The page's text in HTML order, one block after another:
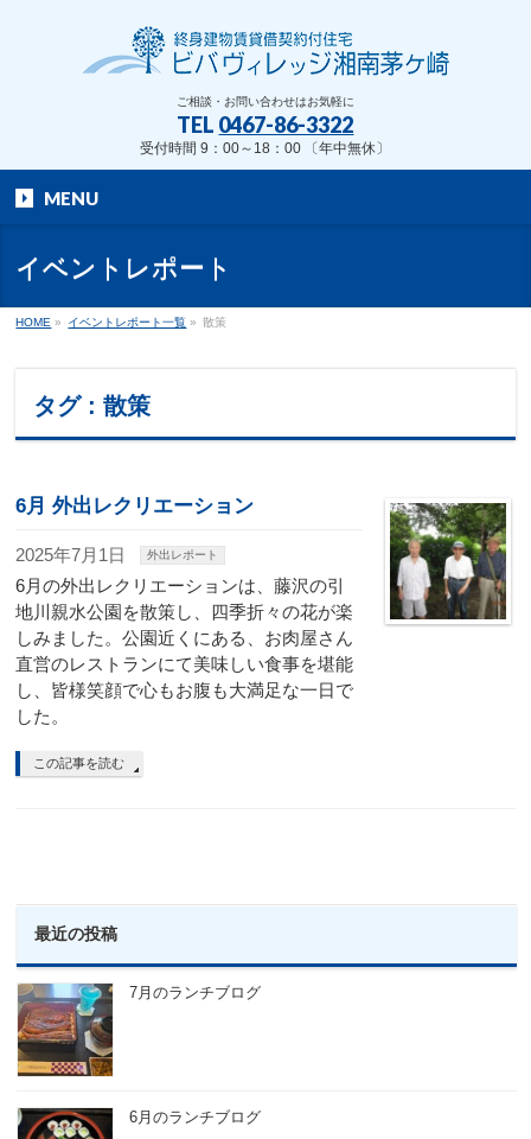
ご相談・お問い合わせはお気軽に
TEL 0467-86-3322
受付時間 9：00～18：00 〔年中無休〕
MENU
イベントレポート
HOME » イベントレポート一覧 » 散策
タグ : 散策
6月 外出レクリエーション
2025年7月1日 外出レポート
6月の外出レクリエーションは、藤沢の引
地川親水公園を散策し、四季折々の花が楽
しみました。公園近くにある、お肉屋さん
直営のレストランにて美味しい食事を堪能
し、皆様笑顔で心もお腹も大満足な一日で
した。
この記事を読む
最近の投稿
7月のランチブログ
6月のランチブログ